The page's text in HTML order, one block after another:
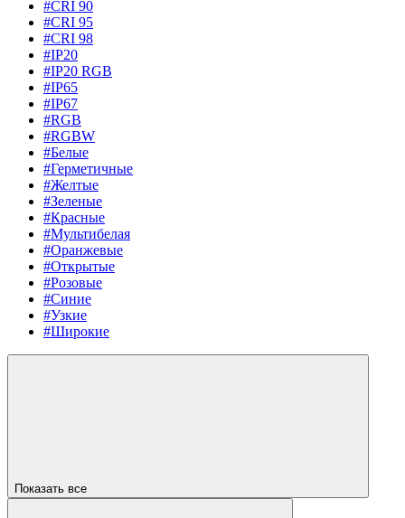
#CRI 90
#CRI 95
#CRI 98
#IP20
#IP20 RGB
#IP65
#IP67
#RGB
#RGBW
#Белые
#Герметичные
#Желтые
#Зеленые
#Красные
#Мультибелая
#Оранжевые
#Открытые
#Розовые
#Синие
#Узкие
#Широкие
Показать все